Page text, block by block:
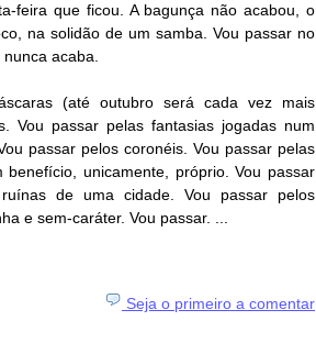
feira que ficou. A bagunça não acabou, o
na solidão de um samba. Vou passar no
acaba.
(até outubro será cada vez mais
Vou passar pelas fantasias jogadas num
passar pelos coronéis. Vou passar pelas
unicamente, próprio. Vou passar
de uma cidade. Vou passar pelos
e sem-caráter. Vou passar. ...
Seja o primeiro a comentar